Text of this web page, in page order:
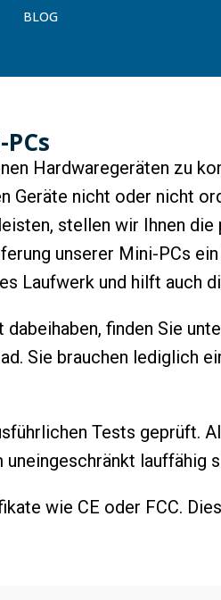
BLOG
Hardwaregeräten zu
nicht oder nicht
stellen wir Ihnen die
unserer Mini-PCs
Laufwerk und hilft auch
finden Sie
Sie brauchen lediglich
Tests geprüft.
lauffähig
wie CE oder FCC.